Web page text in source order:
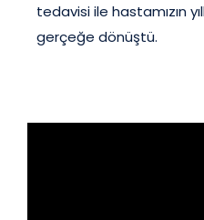
tedavisi ile hastamızın
gerçeğe dönüştü.